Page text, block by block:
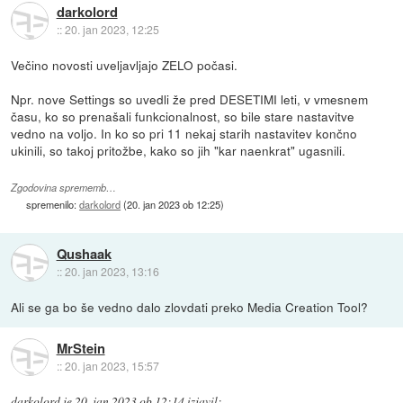
darkolord
::20. jan 2023, 12:25
Večino novosti uveljavljajo ZELO počasi.
Npr. nove Settings so uvedli že pred DESETIMI leti, v vmesnem
času, ko so prenašali funkcionalnost, so bile stare nastavitve
vedno na voljo. In ko so pri 11 nekaj starih nastavitev končno
ukinili, so takoj pritožbe, kako so jih "kar naenkrat" ugasnili.
Zgodovina sprememb…
spremenilo:darkolord(20. jan 2023 ob 12:25)
Qushaak
::20. jan 2023, 13:16
Ali se ga bo še vedno dalo zlovdati preko Media Creation Tool?
MrStein
::20. jan 2023, 15:57